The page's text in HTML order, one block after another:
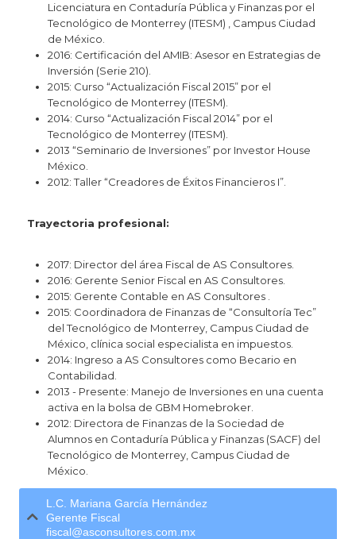
Licenciatura en Contaduría Pública y Finanzas por el
Tecnológico de Monterrey (ITESM) , Campus Ciudad
de México.
2016: Certificación del AMIB: Asesor en Estrategias de
Inversión (Serie 210).
2015: Curso “Actualización Fiscal 2015” por el
Tecnológico de Monterrey (ITESM).
2014: Curso “Actualización Fiscal 2014” por el
Tecnológico de Monterrey (ITESM).
2013 “Seminario de Inversiones” por Investor House
México.
2012: Taller “Creadores de Éxitos Financieros I”.
Trayectoria profesional:
2017: Director del área Fiscal de AS Consultores.
2016: Gerente Senior Fiscal en AS Consultores.
2015: Gerente Contable en AS Consultores .
2015: Coordinadora de Finanzas de “Consultoría Tec”
del Tecnológico de Monterrey, Campus Ciudad de
México, clínica social especialista en impuestos.
2014: Ingreso a AS Consultores como Becario en
Contabilidad.
2013 - Presente: Manejo de Inversiones en una cuenta
activa en la bolsa de GBM Homebroker.
2012: Directora de Finanzas de la Sociedad de
Alumnos en Contaduría Pública y Finanzas (SACF) del
Tecnológico de Monterrey, Campus Ciudad de
México.
L.C. Mariana Garcí­a Hernández
Gerente Fiscal
fiscal@asconsultores.com.mx